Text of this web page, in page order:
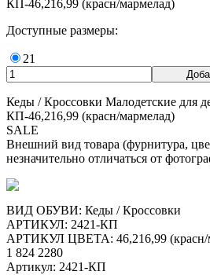
КП-46,216,99 (красн/мармелад)
Доступные размеры:
21
Кеды / Кроссовки Малодетские для
КП-46,216,99 (красн/мармелад)
SALE
Внешний вид товара (фурнитура,
незначительно отличаться от
ВИД ОБУВИ: Кеды / Кроссовки
АРТИКУЛ: 2421-КП
АРТИКУЛ ЦВЕТА: 46,216,99 (красн/
1 824 2280
Артикул: 2421-КП